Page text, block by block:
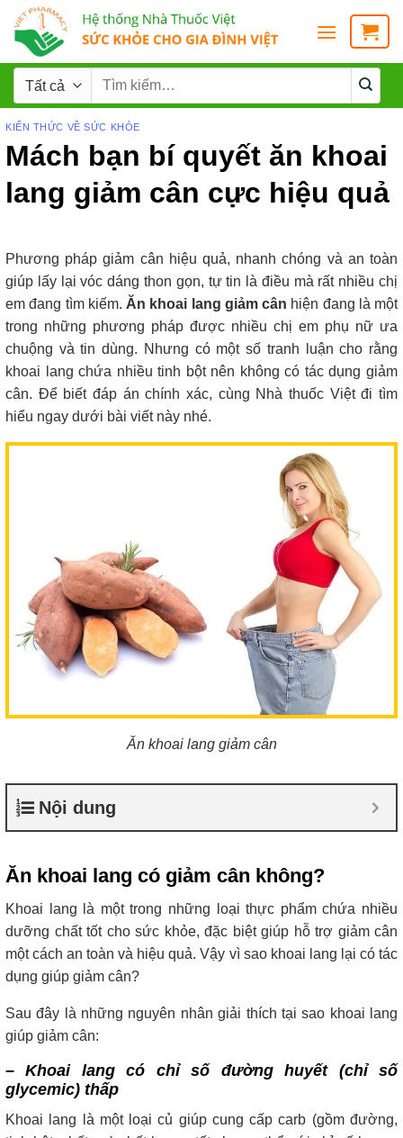
KIẾN THỨC VỀ SỨC KHỎE
Mách bạn bí quyết ăn khoai
lang giảm cân cực hiệu quả
Phương pháp giảm cân hiệu quả, nhanh chóng và an toàn
giúp lấy lại vóc dáng thon gọn, tự tin là điều mà rất nhiều chị
em đang tìm kiếm. Ăn khoai lang giảm cân hiện đang là một
trong những phương pháp được nhiều chị em phụ nữ ưa
chuộng và tin dùng. Nhưng có một số tranh luận cho rằng
khoai lang chứa nhiều tinh bột nên không có tác dụng giảm
cân. Để biết đáp án chính xác, cùng Nhà thuốc Việt đi tìm
hiểu ngay dưới bài viết này nhé.
Ăn khoai lang giảm cân
Nội dung
Ăn khoai lang có giảm cân không?
Khoai lang là một trong những loại thực phẩm chứa nhiều
dưỡng chất tốt cho sức khỏe, đặc biệt giúp hỗ trợ giảm cân
một cách an toàn và hiệu quả. Vậy vì sao khoai lang lại có tác
dụng giúp giảm cân?
Sau đây là những nguyên nhân giải thích tại sao khoai lang
giúp giảm cân:
– Khoai lang có chỉ số đường huyết (chỉ số
glycemic) thấp
Khoai lang là một loại củ giúp cung cấp carb (gồm đường,